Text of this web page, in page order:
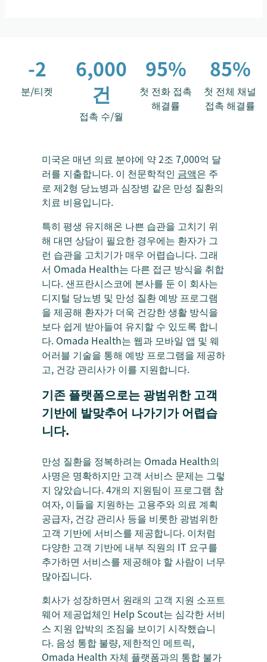
-2
분/티켓
6,000
건
접촉 수/월
95%
첫 전화 접촉
해결률
85%
첫 전체 채널
접촉 해결률
미국은 매년 의료 분야에 약 2조 7,000억 달
러를 지출합니다. 이 천문학적인 금액은 주
로 제2형 당뇨병과 심장병 같은 만성 질환의
치료 비용입니다.
특히 평생 유지해온 나쁜 습관을 고치기 위
해 대면 상담이 필요한 경우에는 환자가 그
런 습관을 고치기가 매우 어렵습니다. 그래
서 Omada Health는 다른 접근 방식을 취합
니다. 샌프란시스코에 본사를 둔 이 회사는
디지털 당뇨병 및 만성 질환 예방 프로그램
을 제공해 환자가 더욱 건강한 생활 방식을
보다 쉽게 받아들여 유지할 수 있도록 합니
다. Omada Health는 웹과 모바일 앱 및 웨
어러블 기술을 통해 예방 프로그램을 제공하
고, 건강 관리사가 이를 지원합니다.
기존 플랫폼으로는 광범위한 고객
기반에 발맞추어 나가기가 어렵습
니다.
만성 질환을 정복하려는 Omada Health의
사명은 명확하지만 고객 서비스 문제는 그렇
지 않았습니다. 4개의 지원팀이 프로그램 참
여자, 이들을 지원하는 고용주와 의료 계획
공급자, 건강 관리사 등을 비롯한 광범위한
고객 기반에 서비스를 제공합니다. 이처럼
다양한 고객 기반에 내부 직원의 IT 요구를
추가하면 서비스를 제공해야 할 사람이 너무
많아집니다.
회사가 성장하면서 원래의 고객 지원 소프트
웨어 제공업체인 Help Scout는 심각한 서비
스 지원 압박의 조짐을 보이기 시작했습니
다. 음성 통합 불량, 제한적인 메트릭,
Omada Health 자체 플랫폼과의 통합 불가